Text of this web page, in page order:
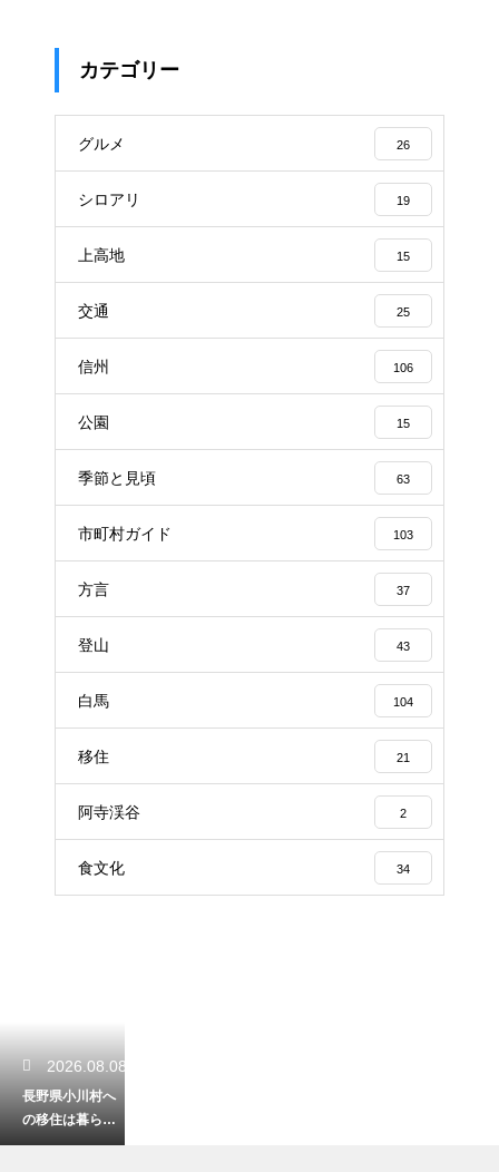
カテゴリー
グルメ 26
シロアリ 19
上高地 15
交通 25
信州 106
公園 15
季節と見頃 63
市町村ガイド 103
方言 37
登山 43
白馬 104
移住 21
阿寺渓谷 2
食文化 34
2026.08.08
長野県小川村へ
の移住は暮らし
やすい？自然に